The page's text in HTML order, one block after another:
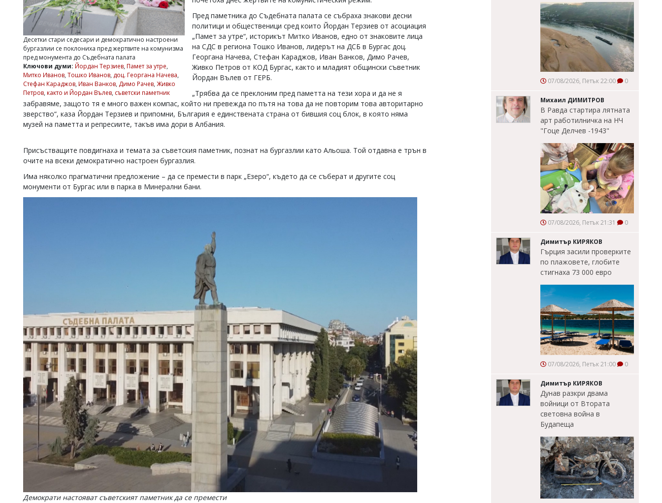
Касабова,
k.kassabova@flagman.bg
Главен
редактор:
office@flagman.bg
Коментарите
статиите
въвеждат
читателите
отговорност
Десетки стари седесари и демократично настроени
бургазлии се поклониха пред жертвите на комунизма
пред монумента до Съдебната палата
Ключови думи: Йордан Терзиев, Памет за утре,
Митко Иванов, Тошко Иванов, доц. Георгана Начева,
Стефан Караджов, Иван Ванков, Димо Рачев, Живко
Петров, както и Йордан Вълев, съветски паметник
Пред паметника до Съдебната палата се събраха знакови десни
политици и общественици сред които Йордан Терзиев от асоциация
„Памет за утре“, историкът Митко Иванов, едно от знаковите лица
на СДС в региона Тошко Иванов, лидерът на ДСБ в Бургас доц.
Георгана Начева, Стефан Караджов, Иван Ванков, Димо Рачев,
Живко Петров от КОД Бургас, както и младият общински съветник
Йордан Вълев от ГЕРБ.
„Трябва да се преклоним пред паметта на тези хора и да не я
забравяме, защото тя е много важен компас, който ни превежда по пътя на това да не повторим това авторитарно
зверство“, каза Йордан Терзиев и припомни, България е единствената страна от бившия соц блок, в която няма
музей на паметта и репресиите, такъв има дори в Албания.
Присъстващите повдигнаха и темата за съветския паметник, познат на бургазлии като Альоша. Той отдавна е трън в
очите на всеки демократично настроен бургазлия.
Има няколко прагматични предложение – да се премести в парк „Езеро“, където да се съберат и другите соц
монументи от Бургас или в парка в Минерални бани.
Демократи настояват съветският паметник да се премести
07/08/2026, Петък 22:00 0
Михаил ДИМИТРОВ
В Равда стартира лятната
арт работилничка на НЧ
"Гоце Делчев -1943"
07/08/2026, Петък 21:31 0
Димитър КИРЯКОВ
Гърция засили проверките
по плажовете, глобите
стигнаха 73 000 евро
07/08/2026, Петък 21:00 0
Димитър КИРЯКОВ
Дунав разкри двама
войници от Втората
световна война в
Будапеща